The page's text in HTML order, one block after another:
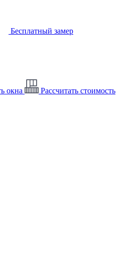
Бесплатный замер
окна
Рассчитать стоимость